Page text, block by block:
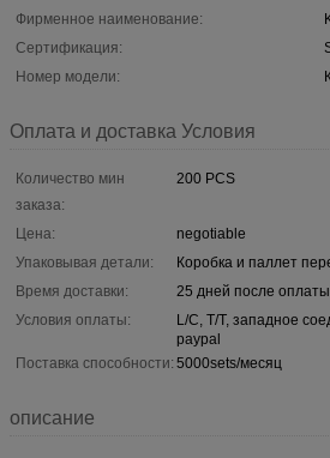
Фирменное наименование:
Сертификация:
Номер модели:
Оплата и доставка Условия
Количество мин
заказа:
200 PCS
Цена:
negotiable
Упаковывая детали:
Коробка и паллет
Время доставки:
25 дней после оплаты
Условия оплаты:
L/C, T/T, западное
paypal
Поставка способности: 5000sets/месяц
описание